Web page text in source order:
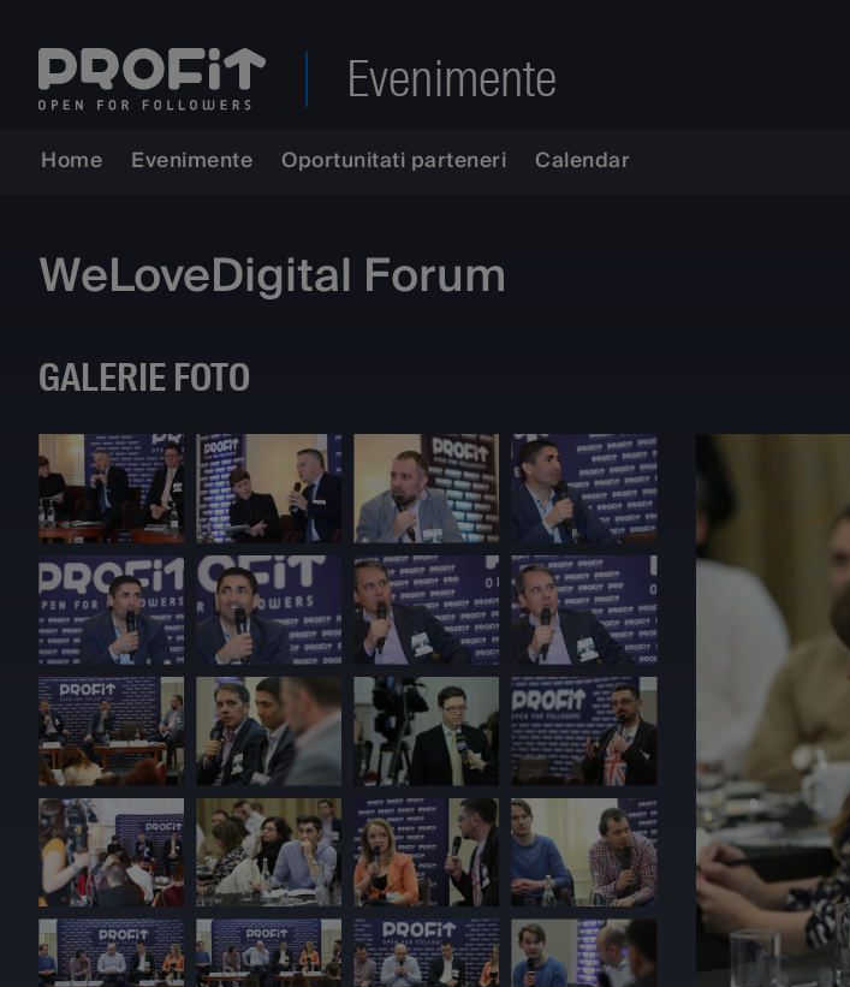
Evenimente
Home Evenimente Oportunitati parteneri Calendar
WeLoveDigital Forum
GALERIE FOTO